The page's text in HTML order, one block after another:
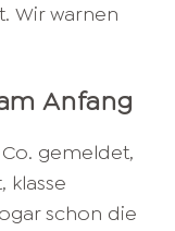
Wir warnen
Anfang
gemeldet,
klasse
schon die